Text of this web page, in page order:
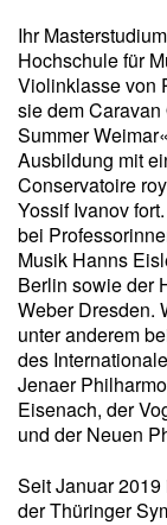
Ihr
Hochschule für
Violinklasse von
sie dem
Summer
Ausbildung mit
Conservatoire
Yossif Ivanov
bei
Musik Hanns
Berlin sowie der
Weber Dresden.
unter anderem
des
Jenaer
Eisenach, der
und der Neuen
Seit Januar
der Thüringer